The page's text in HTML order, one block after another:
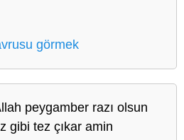
görmek
peygamber razı olsun
gibi tez çıkar amin